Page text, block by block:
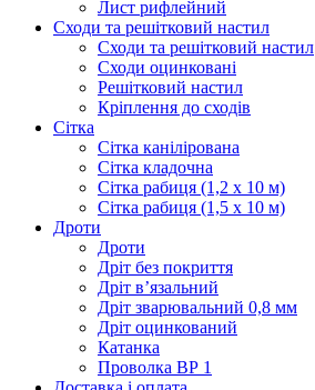
Лист рифлейний
Сходи та решітковий настил
Сходи та решітковий настил
Сходи оцинковані
Решітковий настил
Кріплення до сходів
Сітка
Сітка канілірована
Сітка кладочна
Сітка рабиця (1,2 x 10 м)
Сітка рабиця (1,5 x 10 м)
Дроти
Дроти
Дріт без покриття
Дріт в’язальний
Дріт зварювальний 0,8 мм
Дріт оцинкований
Катанка
Проволка ВР 1